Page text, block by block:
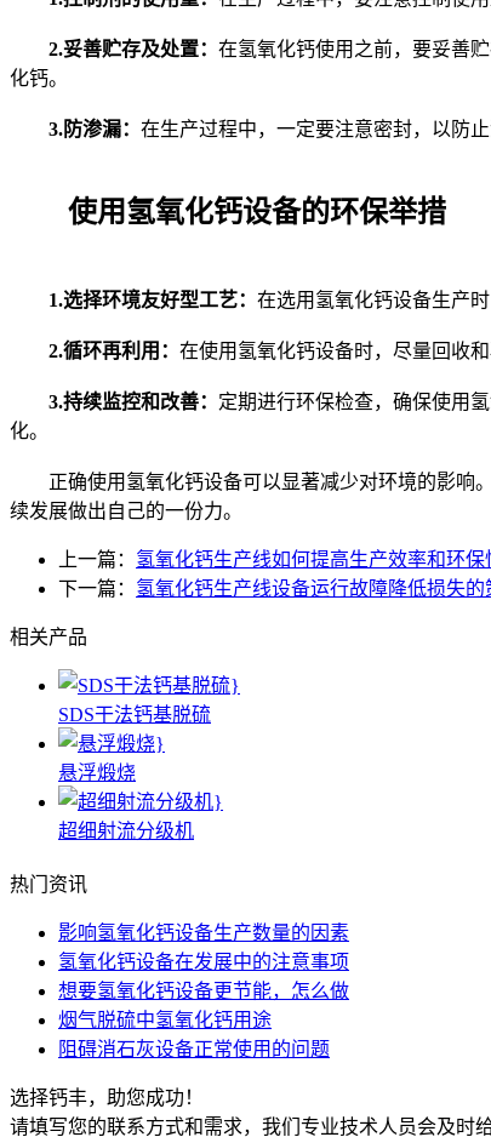
2.妥善贮存及处置： 在氢氧化钙使用之前，要妥善
化钙。
3.防渗漏： 在生产过程中，一定要注意密封，以防
使用氢氧化钙设备的环保举措
1.选择环境友好型工艺： 在选用氢氧化钙设备生产
2.循环再利用： 在使用氢氧化钙设备时，尽量回收
3.持续监控和改善： 定期进行环保检查，确保使用
化。
正确使用氢氧化钙设备可以显著减少对环境的影响。
续发展做出自己的一份力。
上一篇： 氢氧化钙生产线如何提高生产效率和环保
下一篇： 氢氧化钙生产线设备运行故障降低损失的
相关产品
SDS干法钙基脱硫
悬浮煅烧
超细射流分级机
热门资讯
影响氢氧化钙设备生产数量的因素
氢氧化钙设备在发展中的注意事项
想要氢氧化钙设备更节能，怎么做
烟气脱硫中氢氧化钙用途
阻碍消石灰设备正常使用的问题
选择钙丰，助您成功！
请填写您的联系方式和需求，我们专业技术人员会及时